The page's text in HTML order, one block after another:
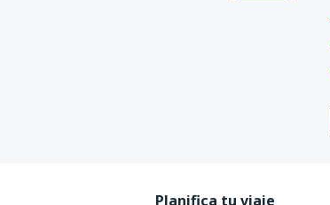
Planifica tu viaje